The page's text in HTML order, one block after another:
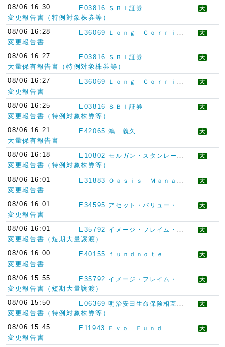
08/06 16:30
E03816 ＳＢＩ証券 大
変更報告書（特例対象株券等）
08/06 16:28
E36069 Ｌｏｎｇ Ｃｏｒｒｉｄｏｒ Ａｓｓｅｔ Ｍａｎａｇｅｍｅｎｔ Ｌｉｍｉｔｅｄ 大
変更報告書
08/06 16:27
E03816 ＳＢＩ証券 大
大量保有報告書（特例対象株券等）
08/06 16:27
E36069 Ｌｏｎｇ Ｃｏｒｒｉｄｏｒ Ａｓｓｅｔ Ｍａｎａｇｅｍｅｎｔ Ｌｉｍｉｔｅｄ 大
変更報告書
08/06 16:25
E03816 ＳＢＩ証券 大
変更報告書（特例対象株券等）
08/06 16:21
E42065 鴻 義久 大
大量保有報告書
08/06 16:18
E10802 モルガン・スタンレーＭＵＦＧ証券 大
変更報告書（特例対象株券等）
08/06 16:01
E31883 Ｏａｓｉｓ Ｍａｎａｇｅｍｅｎｔ Ｃｏｍｐａｎｙ Ｌｔｄ． 大
変更報告書
08/06 16:01
E34595 アセット・バリュー・インベスターズ・リミテッド 大
変更報告書
08/06 16:01
E35792 イメージ・フレイム・インベストメント（香港）リミテッド 大
変更報告書（短期大量譲渡）
08/06 16:00
E40155 ｆｕｎｄｎｏｔｅ 大
変更報告書
08/06 15:55
E35792 イメージ・フレイム・インベストメント（香港）リミテッド 大
変更報告書（短期大量譲渡）
08/06 15:50
E06369 明治安田生命保険相互会社 大
変更報告書（特例対象株券等）
08/06 15:45
E11943 Ｅｖｏ Ｆｕｎｄ 大
変更報告書